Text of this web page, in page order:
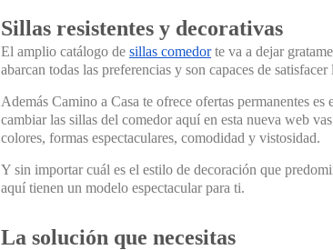
Sillas resistentes y decorativas
El amplio catálogo de sillas comedorte va a dejar
abarcan todas las preferencias y son capaces de
Además Camino a Casa te ofrece ofertas permanentes es
cambiar las sillas del comedor aquí en esta nueva web
colores, formas espectaculares, comodidad y vistosidad.
Y sin importar cuál es el estilo de decoración que
aquí tienen un modelo espectacular para ti.
La solución que necesitas